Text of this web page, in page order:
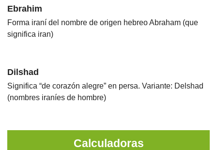
Ebrahim
Forma iraní del nombre de origen hebreo Abraham (que
significa iran)
Dilshad
Significa “de corazón alegre” en persa. Variante: Delshad
(nombres iraníes de hombre)
Calculadoras